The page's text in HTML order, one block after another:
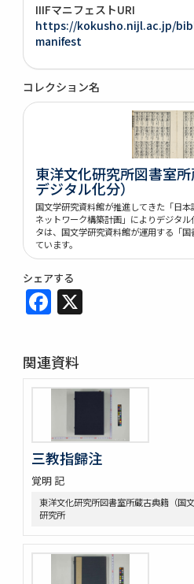
IIIFマニフェストURI
https://kokusho.nijl.ac.jp/
manifest
コレクション名
東洋文化研究所図書室
デジタル化分）
国文学研究資料館が推進してきた「日
ネットワーク構築計画」によりデジタ
タは、国文学研究資料館が運用する「
ています。
シェアする
Facebook
関連資料
三教指歸注
覚明 記
東洋文化研究所図書室所蔵古典籍（国
研究所